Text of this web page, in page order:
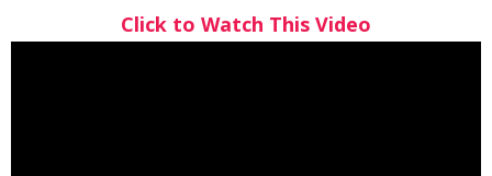
Click to Watch This Video